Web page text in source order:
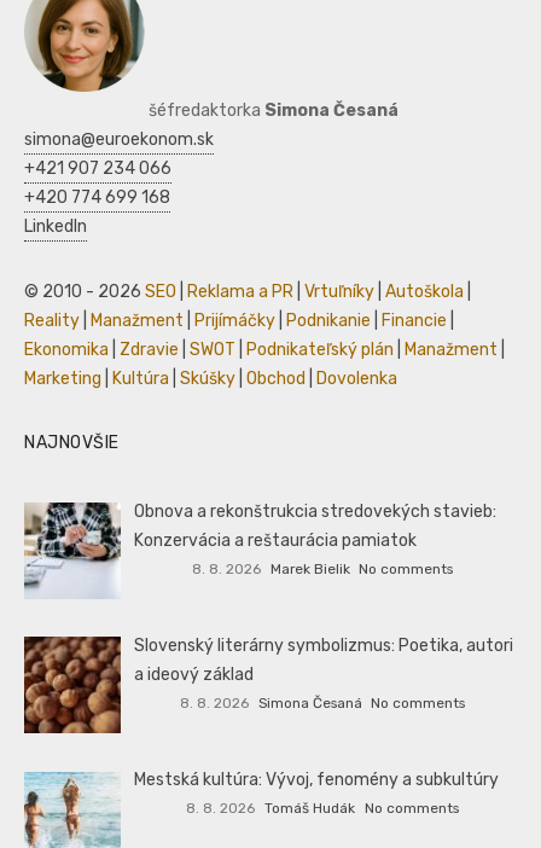
šéfredaktorka Simona Česaná
simona@euroekonom.sk
+421 907 234 066
+420 774 699 168
LinkedIn
© 2010 - 2026 SEO Reklama a PR Vrtuľníky Autoškola
Reality
Manažment Prijímáčky Podnikanie Financie
Ekonomika
Zdravie SWOT Podnikateľský plán Manažment
Marketing
Kultúra Skúšky Obchod Dovolenka
NAJNOVŠIE
Obnova a rekonštrukcia stredovekých stavieb:
Konzervácia a reštaurácia pamiatok
8. 8. 2026 Marek Bielik No comments
Slovenský literárny symbolizmus: Poetika, autori
a ideový základ
8. 8. 2026 Simona Česaná No comments
Mestská kultúra: Vývoj, fenomény a subkultúry
8. 8. 2026 Tomáš Hudák No comments